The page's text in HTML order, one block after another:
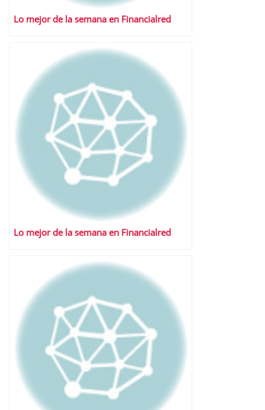
Lo mejor de la semana en Financialred
Lo mejor de la semana en Financialred